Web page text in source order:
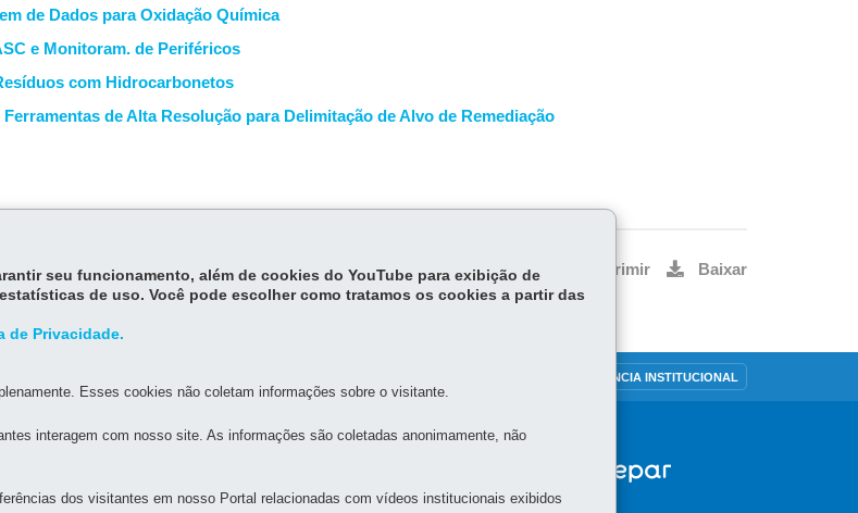
de Dados para Oxidação Química
e Monitoram. de Periféricos
com Hidrocarbonetos
de Alta Resolução para Delimitação de Alvo de Remediação
Voltar Início Imprimir Baixar
TRANSPARÊNCIA INSTITUCIONAL
seu funcionamento, além de cookies do YouTube para exibição de
de uso. Você pode escolher como tratamos os cookies a partir das
de Privacidade.
Esses cookies não coletam informações sobre o visitante.
interagem com nosso site. As informações são coletadas anonimamente, não
dos visitantes em nosso Portal relacionadas com vídeos institucionais exibidos